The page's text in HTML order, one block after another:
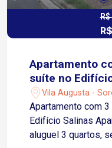
R$
Apartamento
suíte no
Vila Augusta -
Apartamento com
Edifício Salinas Apartamento disponível para
aluguel 3 quartos,